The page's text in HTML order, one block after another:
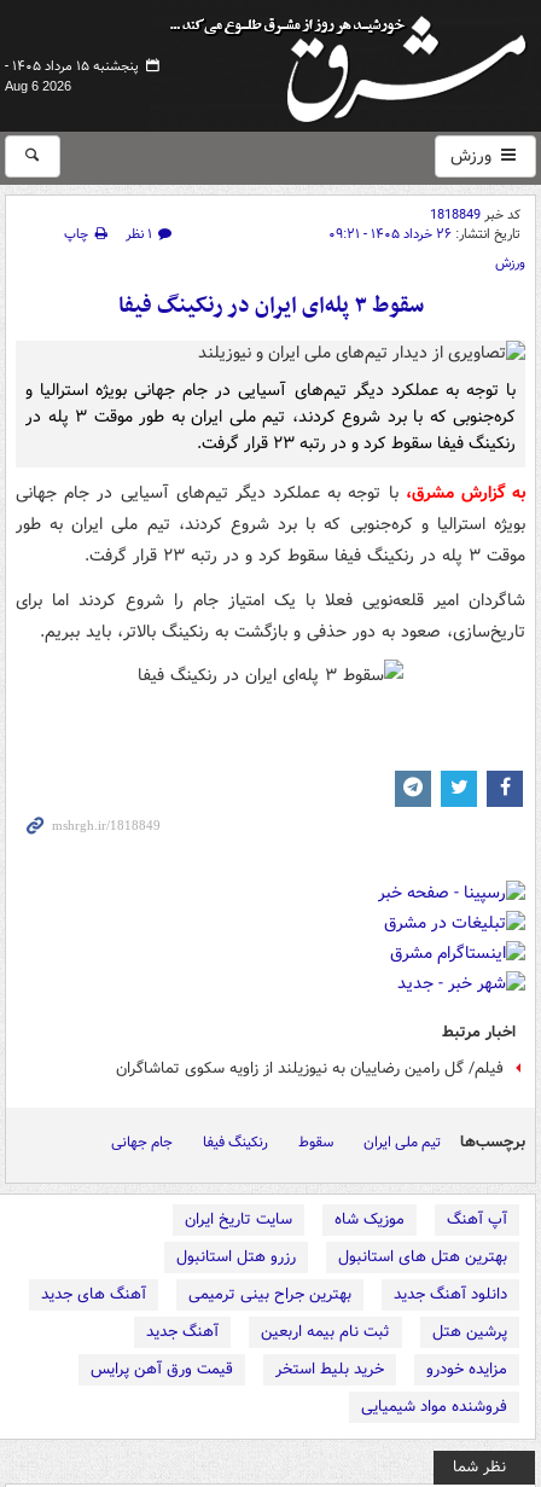
پنجشنبه ۱۵ مرداد ۱۴۰۵ -
Aug 6 2026
ورزش
کد خبر1818849
تاریخ انتشار: ۲۶ خرداد ۱۴۰۵ - ۰۹:۲۱ ۱ نظر
چاپ
ورزش
سقوط ۳ پله‌ای ایران در رنکینگ فیفا
با توجه به عملکرد دیگر تیم‌های آسیایی در جام جهانی بویژه استرالیا و
کره‌جنوبی که با برد شروع کردند، تیم ملی ایران به طور موقت ۳ پله در
رنکینگ فیفا سقوط کرد و در رتبه ۲۳ قرار گرفت.
به گزارش مشرق، با توجه به عملکرد دیگر تیم‌های آسیایی در جام جهانی
بویژه استرالیا و کره‌جنوبی که با برد شروع کردند، تیم ملی ایران به طور
موقت ۳ پله در رنکینگ فیفا سقوط کرد و در رتبه ۲۳ قرار گرفت.
شاگردان امیر قلعه‌نویی فعلا با یک امتیاز جام را شروع کردند اما برای
تاریخ‌سازی، صعود به دور حذفی و بازگشت به رنکینگ بالاتر، باید ببریم.
اخبار مرتبط
فیلم/ گل رامین رضاییان به نیوزیلند از زاویه سکوی تماشاگران
برچسب‌ها تیم ملی ایران سقوط رنکینگ فیفا جام جهانی
آپ آهنگ موزیک شاه
سایت تاریخ ایران
بهترین هتل های استانبول
رزرو هتل استانبول
دانلود آهنگ جدید
بهترین جراح بینی ترمیمی
آهنگ های جدید
پرشین هتل
ثبت نام بیمه اربعین
آهنگ جدید
مزایده خودرو
خرید بلیط استخر
قیمت ورق آهن پرایس
فروشنده مواد شیمیایی
نظر شما